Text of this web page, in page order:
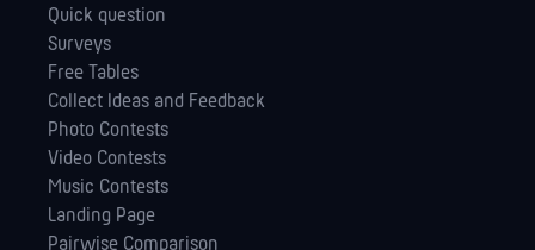
Quick question
Surveys
Free Tables
Collect Ideas and Feedback
Photo Contests
Video Contests
Music Contests
Landing Page
Pairwise Comparison